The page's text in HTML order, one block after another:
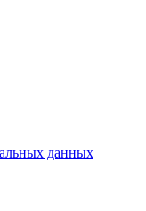
данных